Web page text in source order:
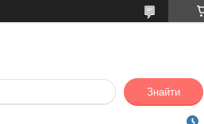
Знайти